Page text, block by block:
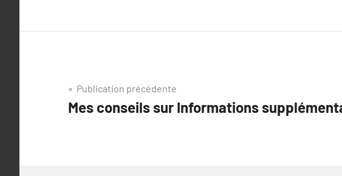
Navigation
de
Publication précédente
Mes conseils sur Informations